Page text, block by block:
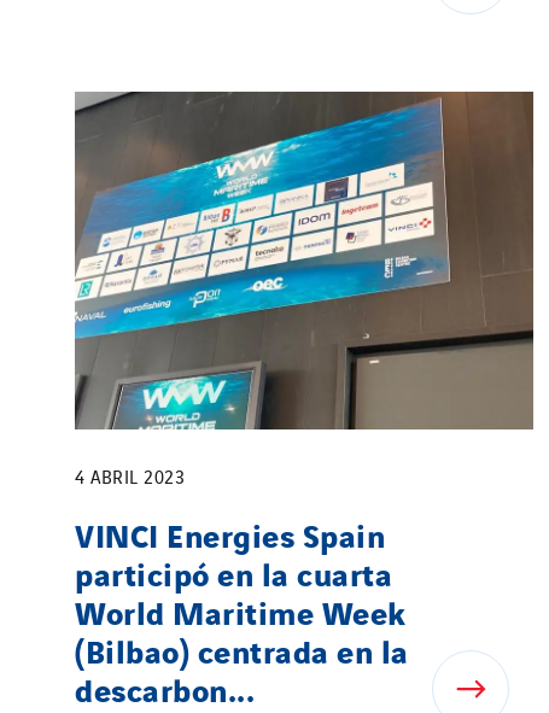
4 ABRIL 2023
VINCI Energies Spain
participó en la cuarta
World Maritime Week
(Bilbao) centrada en la
descarbon...